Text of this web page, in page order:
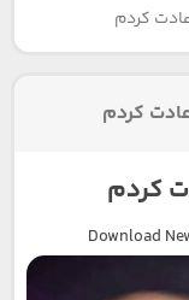
کردم
کردم
کردم
Download